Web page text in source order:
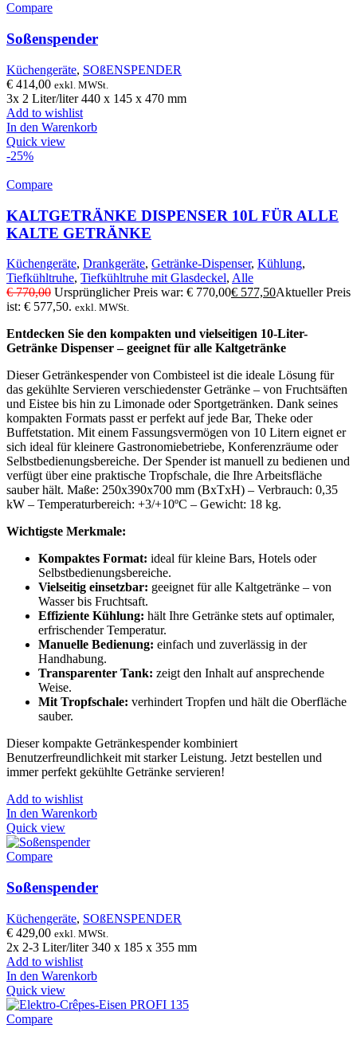
Compare
Soßenspender
Küchengeräte, SOßENSPENDER
€ 414,00 exkl. MWSt.
3x 2 Liter/liter 440 x 145 x 470 mm
Add to wishlist
In den Warenkorb
Quick view
-25%
Compare
KALTGETRÄNKE DISPENSER 10L FÜR ALLE
KALTE GETRÄNKE
Küchengeräte, Drankgeräte, Getränke-Dispenser, Kühlung,
Tiefkühltruhe, Tiefkühltruhe mit Glasdeckel, Alle
€770,00 Ursprünglicher Preis war: € 770,00€ 577,50Aktueller Preis
ist: € 577,50. exkl. MWSt.
Entdecken Sie den kompakten und vielseitigen 10-Liter-
Getränke Dispenser – geeignet für alle Kaltgetränke
Dieser Getränkespender von Combisteel ist die ideale Lösung für
das gekühlte Servieren verschiedenster Getränke – von Fruchtsäften
und Eistee bis hin zu Limonade oder Sportgetränken. Dank seines
kompakten Formats passt er perfekt auf jede Bar, Theke oder
Buffetstation. Mit einem Fassungsvermögen von 10 Litern eignet er
sich ideal für kleinere Gastronomiebetriebe, Konferenzräume oder
Selbstbedienungsbereiche. Der Spender ist manuell zu bedienen und
verfügt über eine praktische Tropfschale, die Ihre Arbeitsfläche
sauber hält. Maße: 250x390x700 mm (BxTxH) – Verbrauch: 0,35
kW – Temperaturbereich: +3/+10ºC – Gewicht: 18 kg.
Wichtigste Merkmale:
Kompaktes Format: ideal für kleine Bars, Hotels oder
Selbstbedienungsbereiche.
Vielseitig einsetzbar: geeignet für alle Kaltgetränke – von
Wasser bis Fruchtsaft.
Effiziente Kühlung: hält Ihre Getränke stets auf optimaler,
erfrischender Temperatur.
Manuelle Bedienung: einfach und zuverlässig in der
Handhabung.
Transparenter Tank: zeigt den Inhalt auf ansprechende
Weise.
Mit Tropfschale: verhindert Tropfen und hält die Oberfläche
sauber.
Dieser kompakte Getränkespender kombiniert
Benutzerfreundlichkeit mit starker Leistung. Jetzt bestellen und
immer perfekt gekühlte Getränke servieren!
Add to wishlist
In den Warenkorb
Quick view
Compare
Soßenspender
Küchengeräte, SOßENSPENDER
€ 429,00 exkl. MWSt.
2x 2-3 Liter/liter 340 x 185 x 355 mm
Add to wishlist
In den Warenkorb
Quick view
Compare